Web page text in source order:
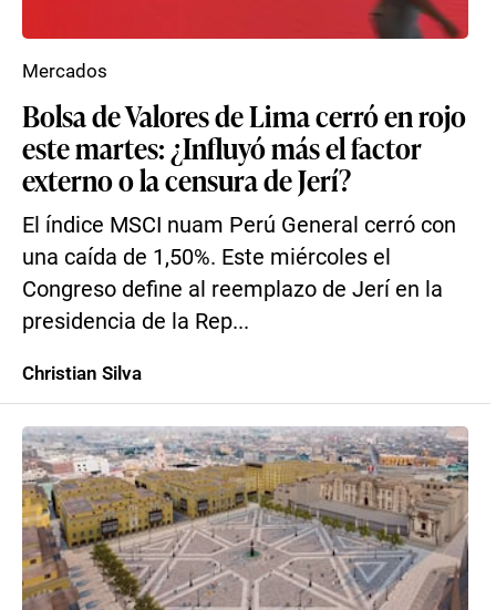
Bolsa de Valores de Lima cerró en rojo
este martes: ¿Influyó más el factor
externo o la censura de Jerí?
El índice MSCI nuam Perú General cerró con
una caída de 1,50%. Este miércoles el
Congreso define al reemplazo de Jerí en la
presidencia de la Rep...
Mercados
Christian Silva